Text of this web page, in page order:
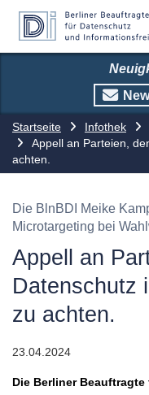
Startseite Infothek
Appell an Parteien,
achten.
Die BlnBDI Meike
Microtargeting bei
Appell an
Datenschutz
zu achten.
23.04.2024
Die Berliner